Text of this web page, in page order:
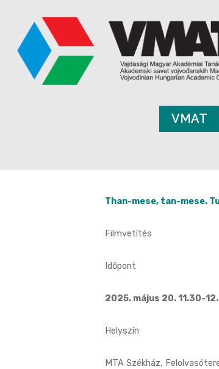
VMAT
Than-mese, tan-mese.
Filmvetítés
Időpont
2025. május 20. 11.30-
Helyszín
MTA Székház,